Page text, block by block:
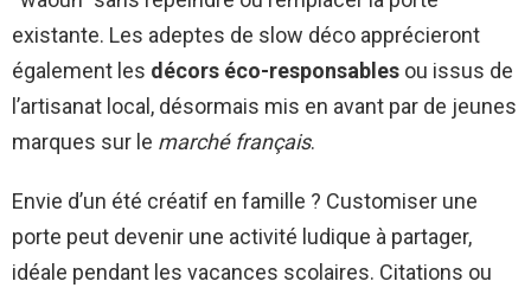
existante. Les adeptes de slow déco apprécieront
également les décors éco-responsables ou issus de
l’artisanat local, désormais mis en avant par de jeunes
marques sur le marché français.
Envie d’un été créatif en famille ? Customiser une
porte peut devenir une activité ludique à partager,
idéale pendant les vacances scolaires. Citations ou